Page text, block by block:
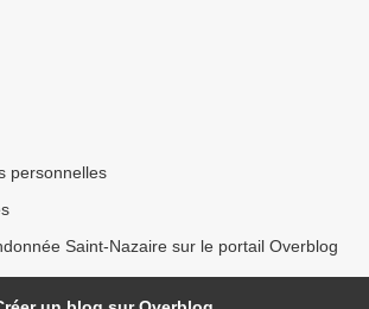
personnelles
Saint-Nazaire sur le portail Overblog